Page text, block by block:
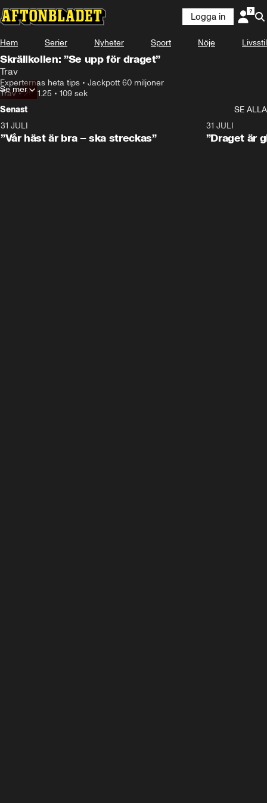
Logga in
Hem Serier Nyheter Sport Nöje Livsstil
Skrällkollen: ”Se upp för draget”
Trav
Experternas heta tips • Jackpott 60 miljoner
Trav•28.11.25 • 109 sek
Se mer
Senast
SE ALLA
31 JULI
”Vår häst är bra – ska streckas”
31 JULI
”Draget är